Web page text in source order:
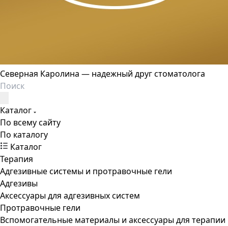
Северная Каролина — надежный друг стоматолога
Каталог
По всему сайту
По каталогу
Каталог
Терапия
Адгезивные системы и протравочные гели
Адгезивы
Аксессуары для адгезивных систем
Протравочные гели
Вспомогательные материалы и аксессуары для терапии